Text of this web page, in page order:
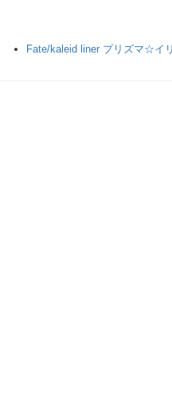
Fate/kaleid liner プリズマ☆イ